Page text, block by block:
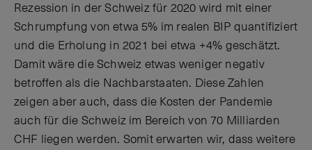
Rezession in der Schweiz für 2020 wird mit einer
Schrumpfung von etwa 5% im realen BIP quantifiziert
und die Erholung in 2021 bei etwa +4% geschätzt.
Damit wäre die Schweiz etwas weniger negativ
betroffen als die Nachbarstaaten. Diese Zahlen
zeigen aber auch, dass die Kosten der Pandemie
auch für die Schweiz im Bereich von 70 Milliarden
CHF liegen werden. Somit erwarten wir, dass weitere